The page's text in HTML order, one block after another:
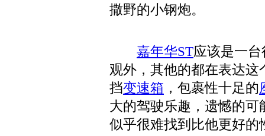
撒野的小钢炮。
嘉年华ST应该是一
观外，其他的都在表达这
挡变速箱 ，包裹性十足的
大的驾驶乐趣，遗憾的
似乎很难找到比他更好的